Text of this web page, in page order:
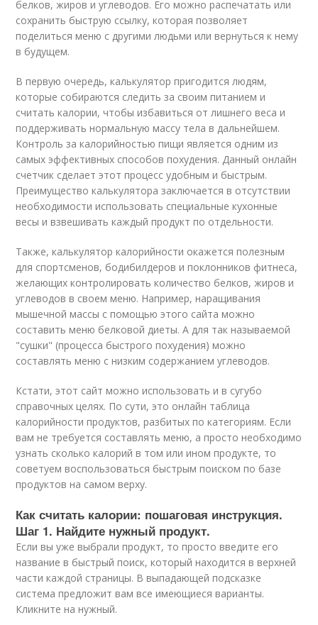
белков, жиров и углеводов. Его можно распечатать или
сохранить быструю ссылку, которая позволяет
поделиться меню с другими людьми или вернуться к нему
в будущем.
В первую очередь, калькулятор пригодится людям,
которые собираются следить за своим питанием и
считать калории, чтобы избавиться от лишнего веса и
поддерживать нормальную массу тела в дальнейшем.
Контроль за калорийностью пищи является одним из
самых эффективных способов похудения. Данный онлайн
счетчик сделает этот процесс удобным и быстрым.
Преимущество калькулятора заключается в отсутствии
необходимости использовать специальные кухонные
весы и взвешивать каждый продукт по отдельности.
Также, калькулятор калорийности окажется полезным
для спортсменов, бодибилдеров и поклонников фитнеса,
желающих контролировать количество белков, жиров и
углеводов в своем меню. Например, наращивания
мышечной массы с помощью этого сайта можно
составить меню белковой диеты. А для так называемой
"сушки" (процесса быстрого похудения) можно
составлять меню с низким содержанием углеводов.
Кстати, этот сайт можно использовать и в сугубо
справочных целях. По сути, это онлайн таблица
калорийности продуктов, разбитых по категориям. Если
вам не требуется составлять меню, а просто необходимо
узнать сколько калорий в том или ином продукте, то
советуем воспользоваться быстрым поиском по базе
продуктов на самом верху.
Как считать калории: пошаговая инструкция.
Шаг 1. Найдите нужный продукт.
Если вы уже выбрали продукт, то просто введите его
название в быстрый поиск, который находится в верхней
части каждой страницы. В выпадающей подсказке
система предложит вам все имеющиеся варианты.
Кликните на нужный.